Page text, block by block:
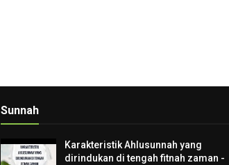
Sunnah
Karakteristik Ahlusunnah yang
dirindukan di tengah fitnah zaman -